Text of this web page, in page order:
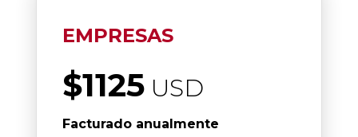
EMPRESAS
$1125USD
Facturado anualmente